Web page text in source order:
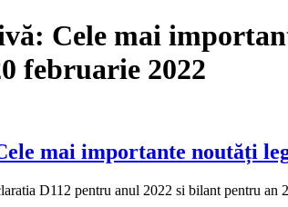
Cele mai
februarie 2022
mai importante noutăți
D112 pentru anul 2022 si bilant pentru an